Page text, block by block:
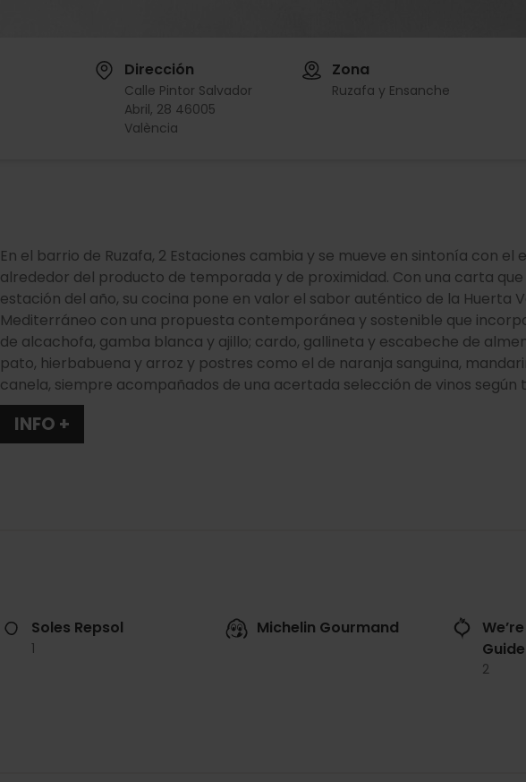
Dirección
Calle Pintor Salvador
Abril, 28 46005
València
Zona
Ruzafa y Ensanche
En el barrio de Ruzafa, 2 Estaciones cambia y se mueve en sintonía con el
alrededor del producto de temporada y de proximidad. Con una carta
estación del año, su cocina pone en valor el sabor auténtico de la Huerta
Mediterráneo con una propuesta contemporánea y sostenible que
de alcachofa, gamba blanca y ajillo; cardo, gallineta y escabeche de
pato, hierbabuena y arroz y postres como el de naranja sanguina,
canela, siempre acompañados de una acertada selección de vinos según
INFO +
Soles Repsol
1
Michelin Gourmand
Guide
2